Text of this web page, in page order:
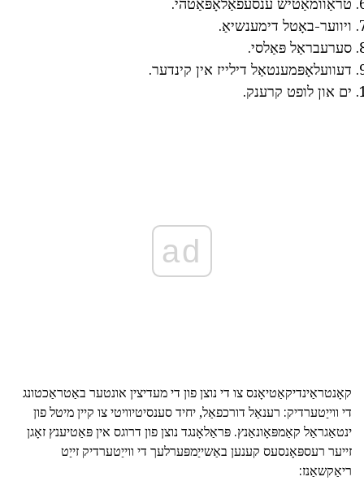
ויווער-באָטל דימענשיאַ.
סערעבראַל פּאַלסי.
דעוועלאָפּמענטאַל דילייז אין קינדער.
ים און לופט קרענק.
ad
קאָנטראַינדיקאַטיאָנס צו די נוצן פון די מעדיצין אונטער באַטראַכטונג
די ווייַטערדיק: רענאַל דורכפאַל, יחיד סענסיטיוויטי צו קיין מיטל פון
ינטאַגראַל קאַמפּאָונאַנץ. פּראַלאָנגד נוצן פון דרוגס אין פּאַטיענץ זאָגן
זייער רעספּאָנסעס קענען באַשייַמפּערלעך די ווייַטערדיק זייַט
ריאַקשאַנז: